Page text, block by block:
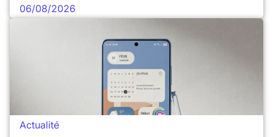
06/08/2026
Actualité